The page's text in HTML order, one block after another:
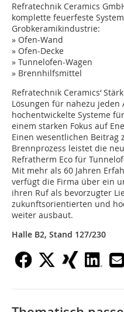
Refratechnik Ceramics
komplette feuerfeste
Grobkeramikindustrie:
» Ofen-Wand
» Ofen-Decke
» Tunnelofen-Wagen
» Brennhilfsmittel
Refratechnik Ceramics‘
Lösungen für nahezu jeden
hochentwickelte Systeme
einem starken Fokus auf
Einen wesentlichen Beitrag
Brennprozess leistet die
Refratherm Eco für
Mit mehr als 60 Jahren
verfügt die Firma über ein
ihren Ruf als bevorzugter
zukunftsorientierten und
weiter ausbaut.
Halle B2, Stand 127/230